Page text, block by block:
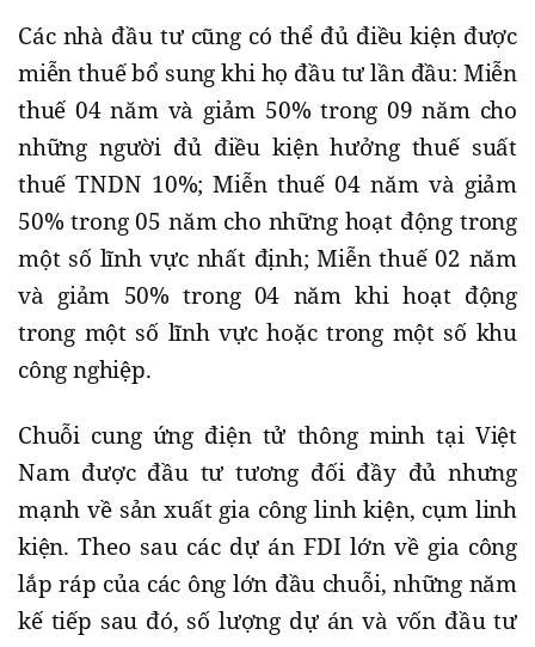
Các nhà đầu tư cũng có thể đủ điều kiện được
miễn thuế bổ sung khi họ đầu tư lần đầu: Miễn
thuế 04 năm và giảm 50% trong 09 năm cho
những người đủ điều kiện hưởng thuế suất
thuế TNDN 10%; Miễn thuế 04 năm và giảm
50% trong 05 năm cho những hoạt động trong
một số lĩnh vực nhất định; Miễn thuế 02 năm
và giảm 50% trong 04 năm khi hoạt động
trong một số lĩnh vực hoặc trong một số khu
công nghiệp.
Chuỗi cung ứng điện tử thông minh tại Việt
Nam được đầu tư tương đối đầy đủ nhưng
mạnh về sản xuất gia công linh kiện, cụm linh
kiện. Theo sau các dự án FDI lớn về gia công
lắp ráp của các ông lớn đầu chuỗi, những năm
kế tiếp sau đó, số lượng dự án và vốn đầu tư